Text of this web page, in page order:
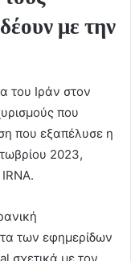
με την
του Ιράν στον
που
που εξαπέλυσε η
2023,
των εφημερίδων